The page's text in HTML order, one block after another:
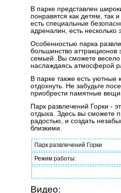
В парке представлен
понравятся как детям, так
есть специальные
адреналин, есть несколько
Особенностью парка
большинство
семьей. Вы сможете
наслаждаясь атмосферой
В парке также есть уютные
отдохнуть. Не забудьте
приобрести памятные
Парк развлечений Горки -
отдыха. Здесь вы сможете
радостью, и создать
близкими.
Парк развлечений Горки
Режим работы:
Видео: